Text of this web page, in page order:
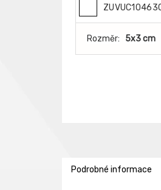
Rozměr: 5x3 cm
Podrobné informace